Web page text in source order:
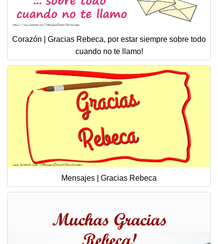
Corazón | Gracias Rebeca, por estar siempre sobre todo
cuando no te llamo!
Mensajes | Gracias Rebeca